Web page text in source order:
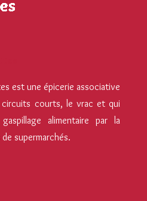
est une épicerie associative
courts, le vrac et qui
alimentaire par la
supermarchés.